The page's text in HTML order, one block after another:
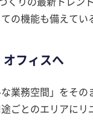
の機能も備えてい
フィスへ
業務空間」をそ
ごとのエリアに